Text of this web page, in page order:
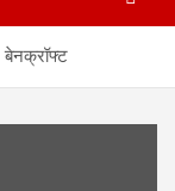
बेनक्रॉफ्ट